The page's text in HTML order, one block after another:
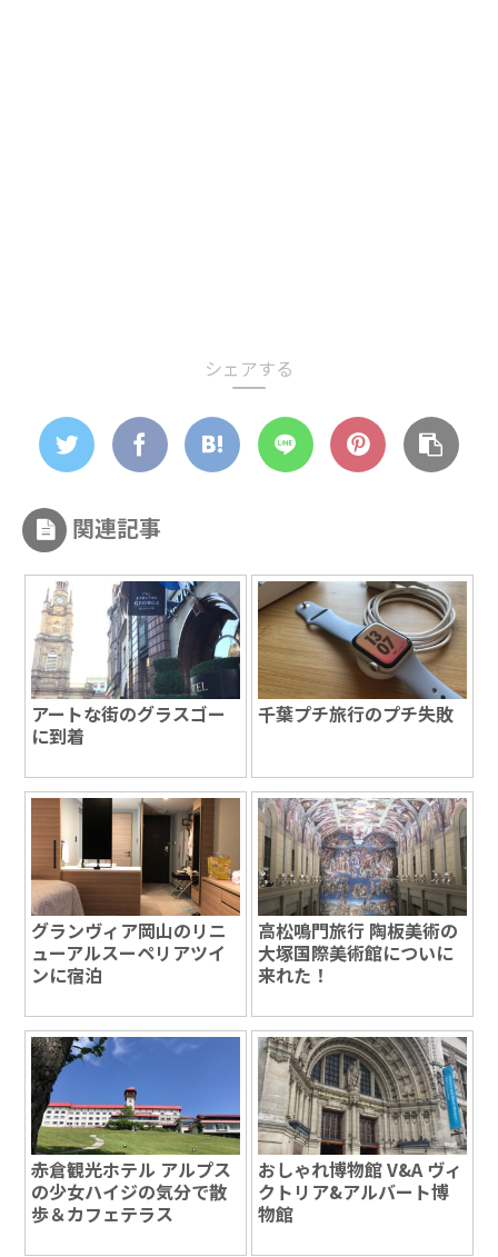
シェアする
関連記事
アートな街のグラスゴー
に到着
千葉プチ旅行のプチ失敗
グランヴィア岡山のリニ
ューアルスーペリアツイ
ンに宿泊
高松鳴門旅行 陶板美術の
大塚国際美術館についに
来れた！
赤倉観光ホテル アルプス
の少女ハイジの気分で散
歩＆カフェテラス
おしゃれ博物館 V&A ヴィ
クトリア&アルバート博
物館